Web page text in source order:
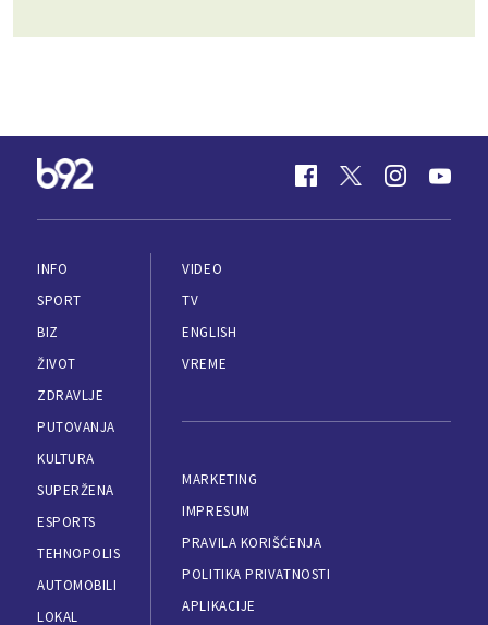
INFO
SPORT
BIZ
ŽIVOT
ZDRAVLJE
PUTOVANJA
KULTURA
SUPERŽENA
ESPORTS
TEHNOPOLIS
AUTOMOBILI
LOKAL
VIDEO
TV
ENGLISH
VREME
MARKETING
IMPRESUM
PRAVILA KORIŠĆENJA
POLITIKA PRIVATNOSTI
APLIKACIJE